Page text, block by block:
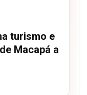
turismo e
Macapá a